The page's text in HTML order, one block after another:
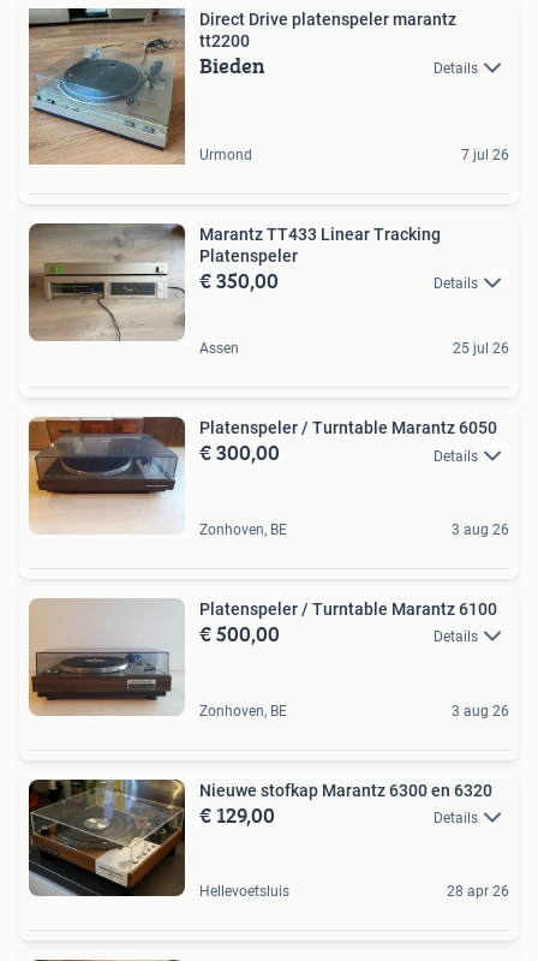
Direct Drive platenspeler marantz
tt2200
Bieden Details
Urmond 7 jul 26
Marantz TT433 Linear Tracking
Platenspeler
€ 350,00 Details
Assen 25 jul 26
Platenspeler / Turntable Marantz 6050
€ 300,00 Details
Zonhoven, BE 3 aug 26
Platenspeler / Turntable Marantz 6100
€ 500,00 Details
Zonhoven, BE 3 aug 26
Nieuwe stofkap Marantz 6300 en 6320
€ 129,00 Details
Hellevoetsluis 28 apr 26